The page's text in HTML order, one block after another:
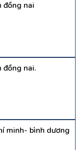
đồng nai
đồng nai.
minh- bình dương